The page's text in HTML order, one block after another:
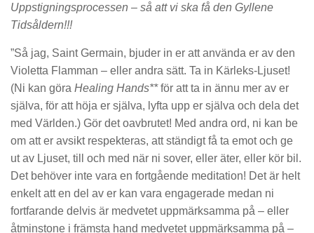
Uppstigningsprocessen – så att vi ska få den Gyllene
Tidsåldern!!!
”Så jag, Saint Germain, bjuder in er att använda er av den
Violetta Flamman – eller andra sätt. Ta in Kärleks-Ljuset!
(Ni kan göra Healing Hands**för att ta in ännu mer av er
själva, för att höja er själva, lyfta upp er själva och dela det
med Världen.) Gör det oavbrutet! Med andra ord, ni kan be
om att er avsikt respekteras, att ständigt få ta emot och ge
ut av Ljuset, till och med när ni sover, eller äter, eller kör bil.
Det behöver inte vara en fortgående meditation! Det är helt
enkelt att en del av er kan vara engagerade medan ni
fortfarande delvis är medvetet uppmärksamma på – eller
åtminstone i främsta hand medvetet uppmärksamma på –